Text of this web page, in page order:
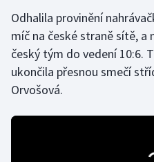
Odhalila provinění
míč na české straně sítě, a
český tým do vedení 10:6.
ukončila přesnou smečí
Orvošová.